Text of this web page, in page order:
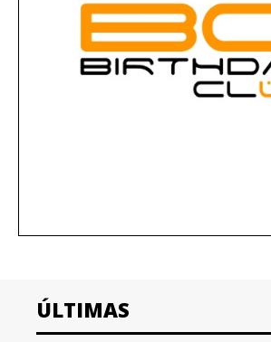
ÚLTIMAS